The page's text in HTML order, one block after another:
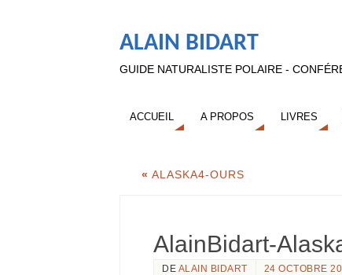
ALAIN BIDART
GUIDE NATURALISTE POLAIRE -
ACCUEIL A PROPOS LIVRES
« ALASKA4-OURS
AlainBidart-
DE ALAIN BIDART 24 OCTOBRE